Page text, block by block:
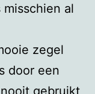
al
zegel
door een
gebruikt